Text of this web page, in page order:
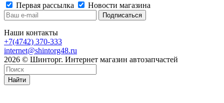
Первая рассылка
Новости магазина
Наши контакты
+7(4742) 370-333
internet@shintorg48.ru
2026 © Шинторг. Интернет магазин автозапчастей
Найти